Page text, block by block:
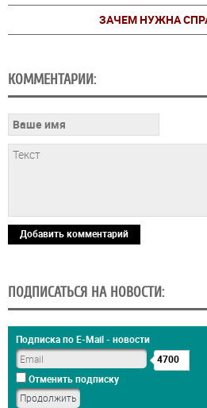
ЗАЧЕМ НУЖНА
КОММЕНТАРИИ:
Добавить комментарий
ПОДПИСАТЬСЯ НА НОВОСТИ:
Подписка по E-Mail - новости
4700
Отменить подписку